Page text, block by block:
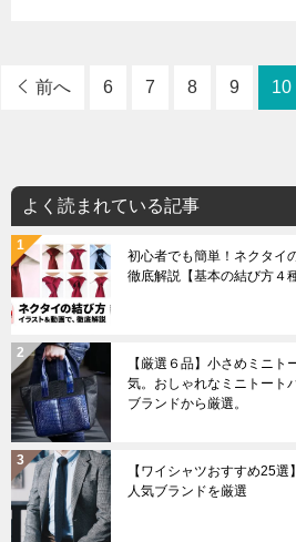
前へ 6 7 8 9 10
よく読まれている記事
初心者でも簡単！ネクタイ
徹底解説【基本の結び方４
【厳選６品】小さめミニト
気。おしゃれなミニトート
ブランドから厳選。
【ワイシャツおすすめ25
人気ブランドを厳選